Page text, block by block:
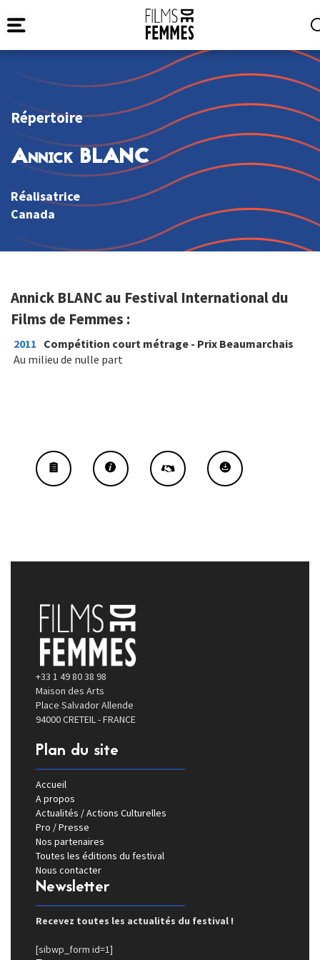
Répertoire
Annick BLANC
Réalisatrice
Canada
Annick BLANC au Festival International du
Films de Femmes :
2011 Compétition court métrage - Prix Beaumarchais
Au milieu de nulle part
+33 1 49 80 38 98
Maison des Arts
Place Salvador Allende
94000 CRETEIL - FRANCE
Plan du site
Accueil
A propos
Actualités / Actions Culturelles
Pro / Presse
Nos partenaires
Toutes les éditions du festival
Nous contacter
Newsletter
Recevez toutes les actualités du festival !
[sibwp_form id=1]